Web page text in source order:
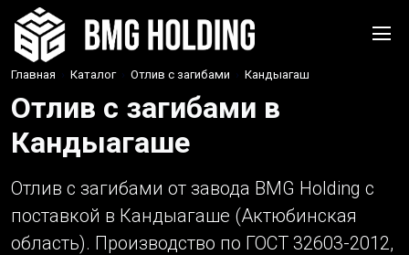
Главная › Каталог › Отлив с загибами › Кандыагаш
Отлив с загибами в
Кандыагаше
Отлив с загибами от завода BMG Holding с
поставкой в Кандыагаше (Актюбинская
область). Производство по ГОСТ 32603-2012,